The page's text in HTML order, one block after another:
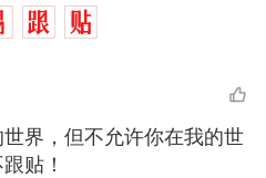
界，但不允许你在我的世
贴！